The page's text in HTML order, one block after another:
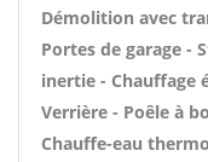
Démolition avec
Portes de garage -
inertie - Chauffage
Verrière - Poêle à
Chauffe-eau